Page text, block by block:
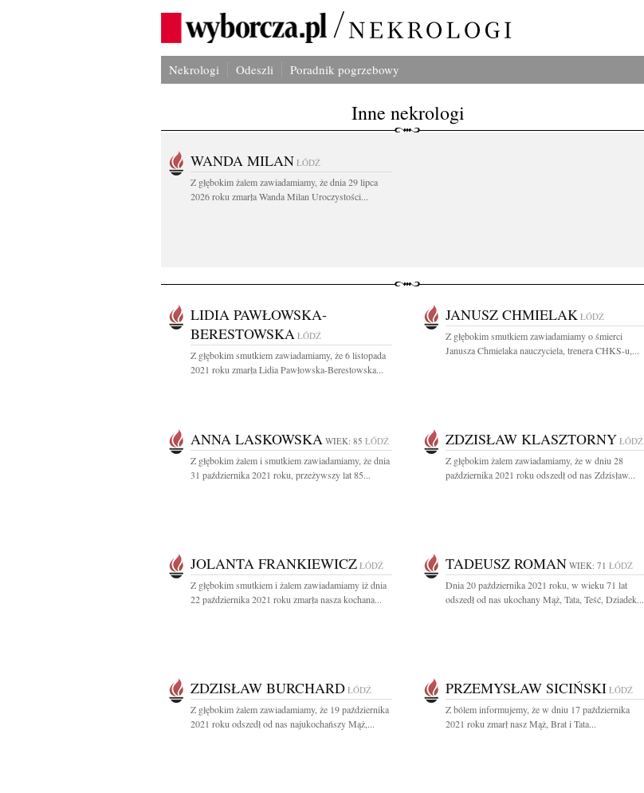
Nekrologi Odeszli Poradnik pogrzebowy
Inne nekrologi
WANDA MILAN ŁÓDŹ
Z głębokim żalem zawiadamiamy, że dnia 29 lipca
2026 roku zmarła Wanda Milan Uroczystości...
LIDIA PAWŁOWSKA-
BERESTOWSKA ŁÓDŹ
Z głębokim smutkiem zawiadamiamy, że 6 listopada
2021 roku zmarła Lidia Pawłowska-Berestowska...
JANUSZ CHMIELAK ŁÓDŹ
Z głębokim smutkiem zawiadamiamy o śmierci
Janusza Chmielaka nauczyciela, trenera CHKS-u,...
ANNA LASKOWSKA WIEK: 85 ŁÓDŹ
Z głębokim żalem i smutkiem zawiadamiamy, że dnia
31 października 2021 roku, przeżywszy lat 85...
ZDZISŁAW KLASZTORNY ŁÓDŹ
Z głębokim żalem zawiadamiamy, że w dniu 28
października 2021 roku odszedł od nas Zdzisław...
JOLANTA FRANKIEWICZ ŁÓDŹ
Z głębokim smutkiem i żalem zawiadamiamy iż dnia
22 października 2021 roku zmarła nasza kochana...
TADEUSZ ROMAN WIEK: 71 ŁÓDŹ
Dnia 20 października 2021 roku, w wieku 71 lat
odszedł od nas ukochany Mąż, Tata, Teść, Dziadek...
ZDZISŁAW BURCHARD ŁÓDŹ
Z głębokim żalem zawiadamiamy, że 19 października
2021 roku odszedł od nas najukochańszy Mąż,...
PRZEMYSŁAW SICIŃSKI ŁÓDŹ
Z bólem informujemy, że w dniu 17 października
2021 roku zmarł nasz Mąż, Brat i Tata...